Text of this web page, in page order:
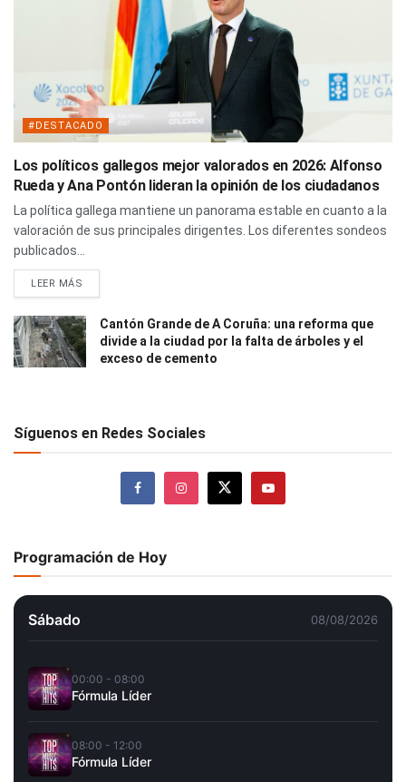
#DESTACADO
Los políticos gallegos mejor valorados en 2026: Alfonso
Rueda y Ana Pontón lideran la opinión de los ciudadanos
La política gallega mantiene un panorama estable en cuanto a la
valoración de sus principales dirigentes. Los diferentes sondeos
publicados...
LEER MÁS
Cantón Grande de A Coruña: una reforma que
divide a la ciudad por la falta de árboles y el
exceso de cemento
Síguenos en Redes Sociales
Programación de Hoy
Sábado 08/08/2026
00:00 - 08:00
Fórmula Líder
08:00 - 12:00
Fórmula Líder